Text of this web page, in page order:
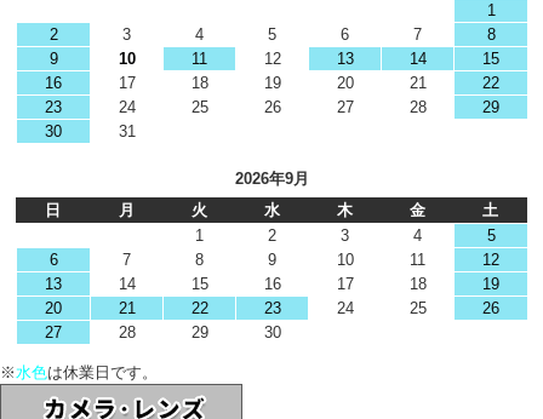
1
2
3 4 5 6 7
8
9
10 11 12 13 14
15
16
17 18 19 20 21
22
23
24 25 26 27 28
29
30
31
2026年9月
日
月 火 水 木 金
土
1
2 3 4
5
6
7 8 9 10 11
12
13
14 15 16 17 18
19
20
21 22 23 24 25
26
27
28 29 30
※水色は休業日です。